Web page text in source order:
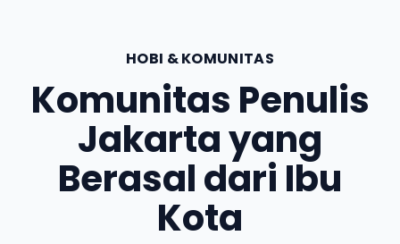
HOBI & KOMUNITAS
Komunitas Penulis
Jakarta yang
Berasal dari Ibu
Kota